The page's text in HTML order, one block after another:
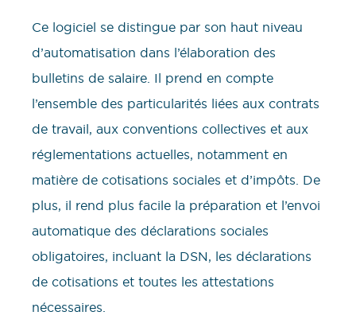
Ce logiciel se distingue par son haut niveau
d’automatisation dans l’élaboration des
bulletins de salaire. Il prend en compte
l’ensemble des particularités liées aux contrats
de travail, aux conventions collectives et aux
réglementations actuelles, notamment en
matière de cotisations sociales et d’impôts. De
plus, il rend plus facile la préparation et l’envoi
automatique des déclarations sociales
obligatoires, incluant la DSN, les déclarations
de cotisations et toutes les attestations
nécessaires.